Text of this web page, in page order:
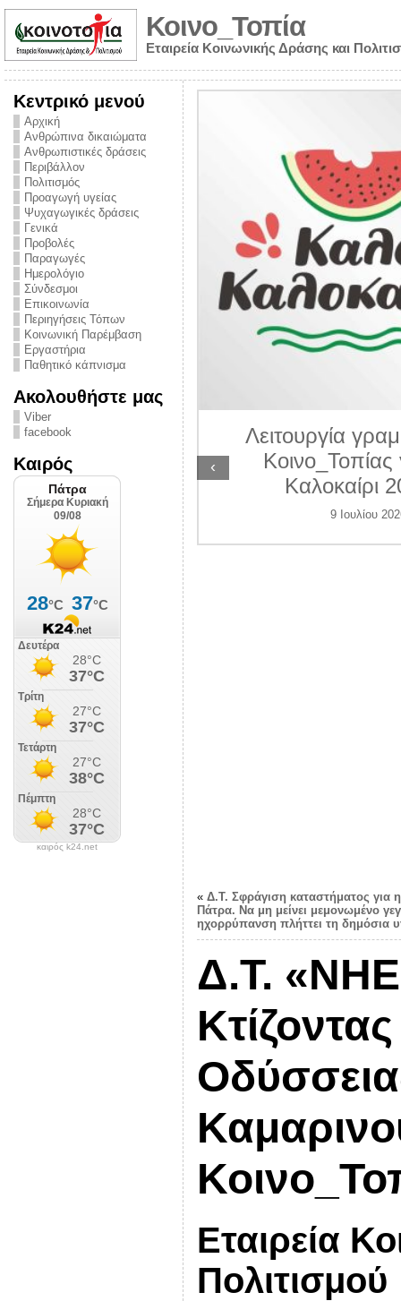
Κοινο_Τοπία
Εταιρεία Κοινωνικής Δράσης και
Κεντρικό μενού
Αρχική
Ανθρώπινα δικαιώματα
Ανθρωπιστικές δράσεις
Περιβάλλον
Πολιτισμός
Προαγωγή υγείας
Ψυχαγωγικές δράσεις
Γενικά
Προβολές
Παραγωγές
Ημερολόγιο
Σύνδεσμοι
Επικοινωνία
Περιηγήσεις Τόπων
Κοινωνική Παρέμβαση
Εργαστήρια
Παθητικό κάπνισμα
Ακολουθήστε μας
Viber
facebook
Καιρός
καιρός k24.net
από την
την ημέρα
και
στο
2026
Λειτουργία
Κοινο_Τοπίας
Καλοκαίρι
9 Ιουλίου
‹
« Δ.Τ. Σφράγιση καταστήματος για
Πάτρα. Να μη μείνει μεμονωμένο
ηχορρύπανση πλήττει τη δημόσια
Δ.Τ.
Εταιρεία
Πολιτισμού